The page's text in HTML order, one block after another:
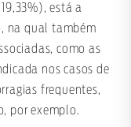
está a
na qual também
como as
nos casos de
frequentes,
por exemplo.